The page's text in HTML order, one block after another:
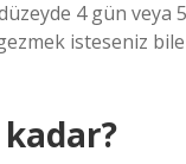
4 gün veya
isteseniz
kadar?